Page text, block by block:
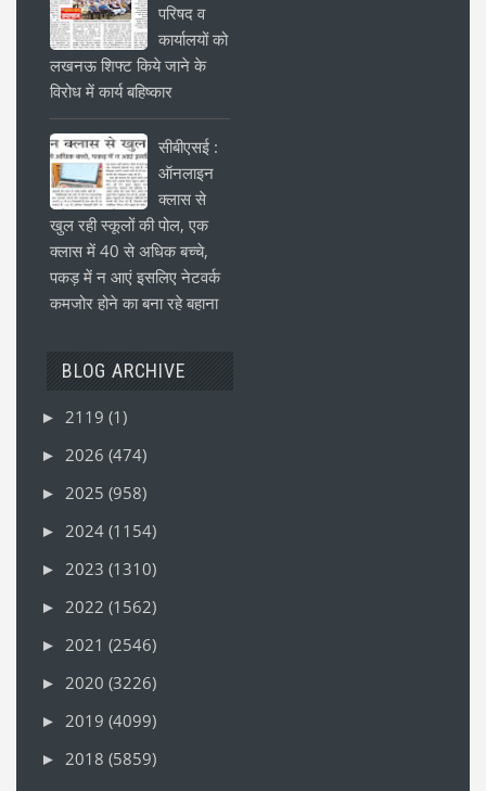
परिषद व
कार्यालयों को
लखनऊ शिफ्ट किये जाने के
विरोध में कार्य बहिष्कार
सीबीएसई :
ऑनलाइन
क्लास से
खुल रही स्कूलों की पोल, एक
क्लास में 40 से अधिक बच्चे,
पकड़ में न आएं इसलिए नेटवर्क
कमजोर होने का बना रहे बहाना
BLOG ARCHIVE
► 2119 (1)
► 2026 (474)
► 2025 (958)
► 2024 (1154)
► 2023 (1310)
► 2022 (1562)
► 2021 (2546)
► 2020 (3226)
► 2019 (4099)
► 2018 (5859)